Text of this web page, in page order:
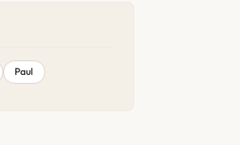
Paul